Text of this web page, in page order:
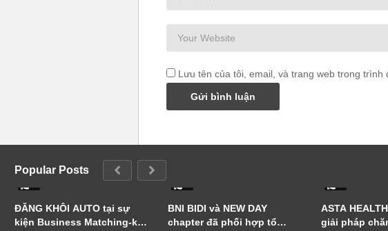
Lưu tên của tôi, email, và trang web trong trình
Popular Posts
ĐĂNG KHÔI AUTO tại sự
kiện Business Matching-kết
BNI BIDI và NEW DAY
chapter đã phối hợp tổ
ASTA
giải pháp